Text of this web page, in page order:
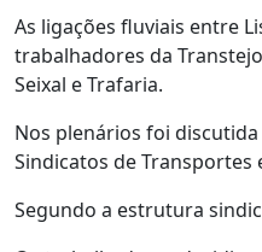
As ligações fluviais entre
trabalhadores da
Seixal e Trafaria.
Nos plenários foi
Sindicatos de Transportes
Segundo a estrutura